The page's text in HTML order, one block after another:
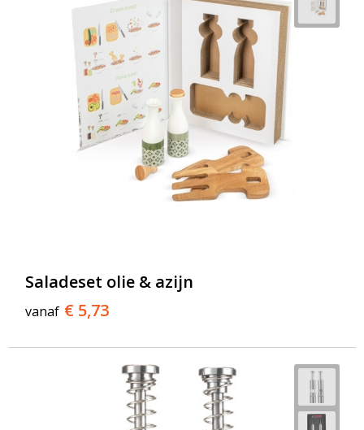
Saladeset olie & azijn
vanaf € 5,73